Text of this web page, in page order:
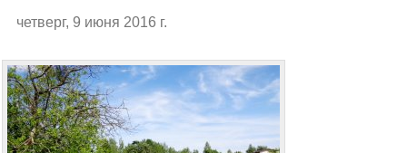
четверг, 9 июня 2016 г.